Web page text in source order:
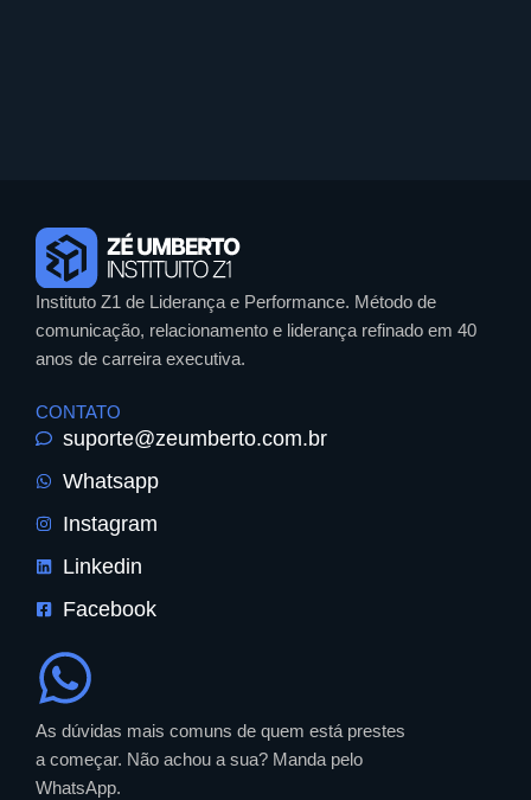
Instituto Z1 de Liderança e Performance. Método de
comunicação, relacionamento e liderança refinado em 40
anos de carreira executiva.
CONTATO
suporte@zeumberto.com.br
Whatsapp
Instagram
Linkedin
Facebook
As dúvidas mais comuns de quem está prestes
a começar. Não achou a sua? Manda pelo
WhatsApp.